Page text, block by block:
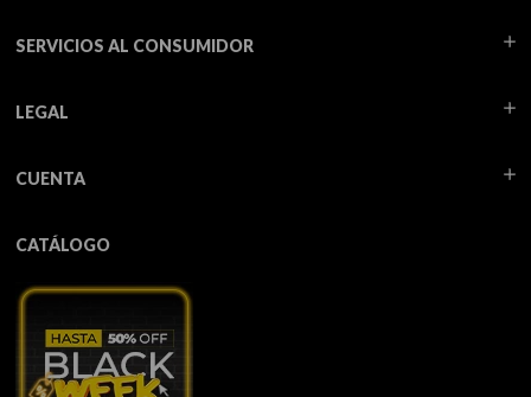
SERVICIOS AL CONSUMIDOR
LEGAL
CUENTA
CATÁLOGO